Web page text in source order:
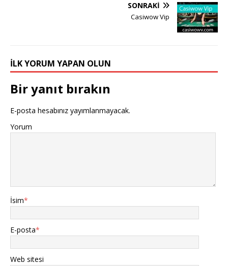
SONRAKI
Casiwow Vip
İLK YORUM YAPAN OLUN
Bir yanıt bırakın
E-posta hesabınız yayımlanmayacak.
Yorum
İsim*
E-posta*
Web sitesi